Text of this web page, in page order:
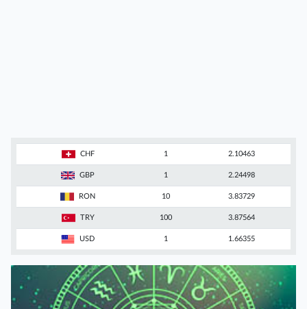
CHF 1 2.10463
GBP 1 2.24498
RON 10 3.83729
TRY 100 3.87564
USD 1 1.66355